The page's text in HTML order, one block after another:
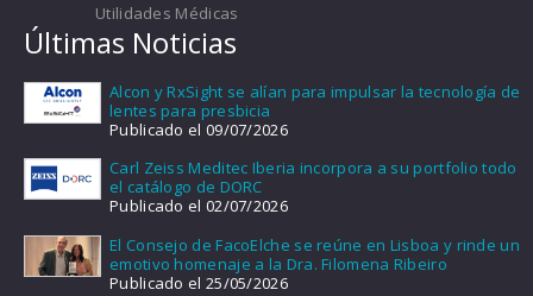
Utilidades Médicas
Últimas Noticias
Alcon y RxSight se alían para impulsar la tecnología de
lentes para presbicia
Publicado el 09/07/2026
Carl Zeiss Meditec Iberia incorpora a su portfolio todo
el catálogo de DORC
Publicado el 02/07/2026
El Consejo de FacoElche se reúne en Lisboa y rinde un
emotivo homenaje a la Dra. Filomena Ribeiro
Publicado el 25/05/2026